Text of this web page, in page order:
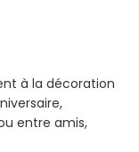
à la décoration
entre amis,